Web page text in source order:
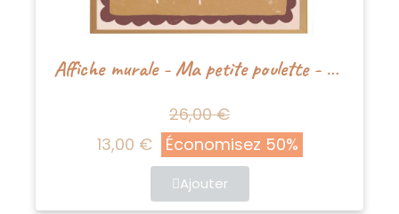
Affiche murale - Ma petite poulette - Studioloco
26,00 €
13,00 €
Économisez 50%
Ajouter